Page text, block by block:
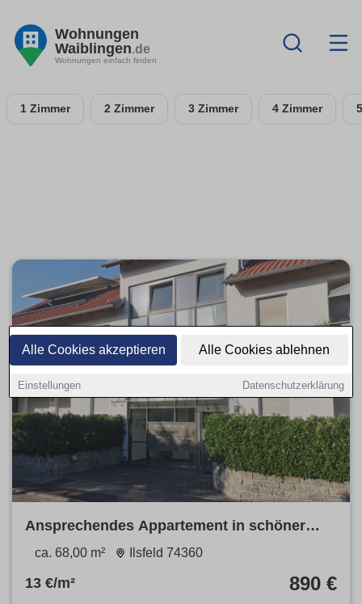
Alle Cookies akzeptieren Alle Cookies ablehnen
Einstellungen Datenschutzerklärung
Wohnungen
Waiblingen.de
Wohnungen einfach finden
1 Zimmer 2 Zimmer 3 Zimmer 4 Zimmer
Ansprechendes Appartement in schöner
Wohnlage
ca. 68,00 m² Ilsfeld 74360
13 €/m² 890 €